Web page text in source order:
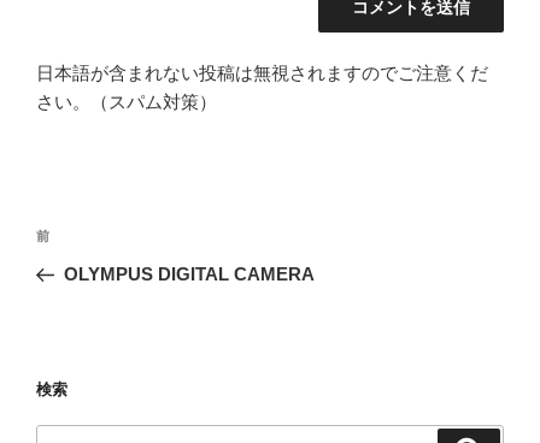
日本語が含まれない投稿は無視されますのでご注意くだ
さい。（スパム対策）
投
ナ
ー
シ
前
の
前
OLYMPUS DIGITAL CAMERA
検索